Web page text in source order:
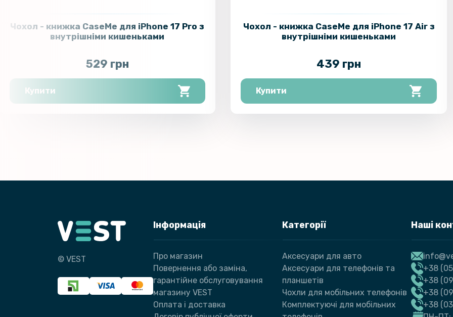
Чохол - книжка CaseMe для iPhone 17 Pro з
внутрішніми кишеньками
529 грн
Купити
Чохол - книжка CaseMe для iPhone 17 Air з
внутрішніми кишеньками
439 грн
Купити
© VEST
Інформація
Про магазин
Повернення або заміна,
гарантійне обслуговування
магазину VEST
Оплата і доставка
Категорії
Аксесуари для авто
Аксесуари для телефонів та
планшетів
Чохли для мобільних телефонів
Комплектуючі для мобільних
Наші
+38
+38
+38
+38